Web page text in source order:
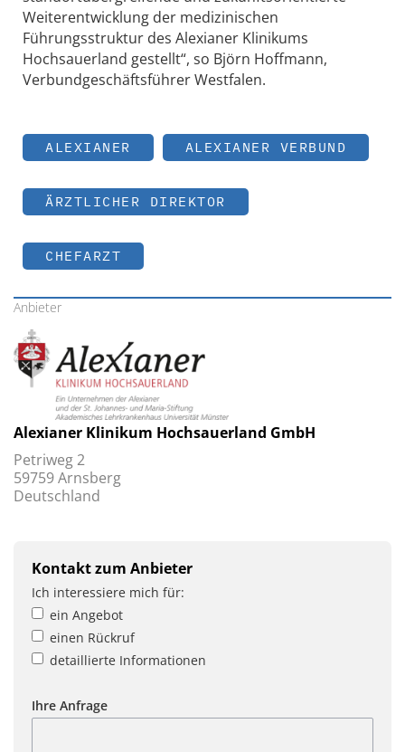
Weiterentwicklung der medizinischen
Führungsstruktur des Alexianer Klinikums
Hochsauerland gestellt“, so Björn Hoffmann,
Verbundgeschäftsführer Westfalen.
ALEXIANER ALEXIANER VERBUND
ÄRZTLICHER DIREKTOR
CHEFARZT
Anbieter
Alexianer Klinikum Hochsauerland GmbH
Petriweg 2
59759 Arnsberg
Deutschland
Kontakt zum Anbieter
Ich interessiere mich für:
ein Angebot
einen Rückruf
detaillierte Informationen
Ihre Anfrage